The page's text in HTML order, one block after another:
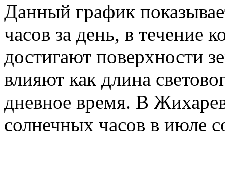
Данный график
часов за день, в течение
достигают поверхности
влияют как длина
дневное время. В
солнечных часов в июле